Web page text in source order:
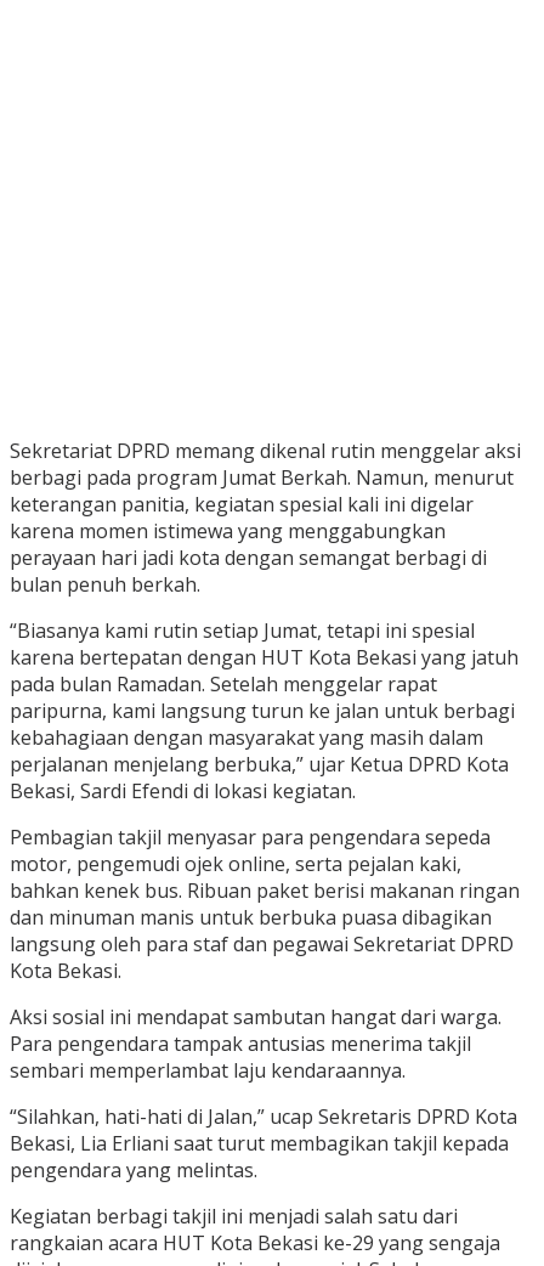
Sekretariat DPRD memang dikenal rutin menggelar aksi
berbagi pada program Jumat Berkah. Namun, menurut
keterangan panitia, kegiatan spesial kali ini digelar
karena momen istimewa yang menggabungkan
perayaan hari jadi kota dengan semangat berbagi di
bulan penuh berkah.
“Biasanya kami rutin setiap Jumat, tetapi ini spesial
karena bertepatan dengan HUT Kota Bekasi yang jatuh
pada bulan Ramadan. Setelah menggelar rapat
paripurna, kami langsung turun ke jalan untuk berbagi
kebahagiaan dengan masyarakat yang masih dalam
perjalanan menjelang berbuka,” ujar Ketua DPRD Kota
Bekasi, Sardi Efendi di lokasi kegiatan.
Pembagian takjil menyasar para pengendara sepeda
motor, pengemudi ojek online, serta pejalan kaki,
bahkan kenek bus. Ribuan paket berisi makanan ringan
dan minuman manis untuk berbuka puasa dibagikan
langsung oleh para staf dan pegawai Sekretariat DPRD
Kota Bekasi.
Aksi sosial ini mendapat sambutan hangat dari warga.
Para pengendara tampak antusias menerima takjil
sembari memperlambat laju kendaraannya.
“Silahkan, hati-hati di Jalan,” ucap Sekretaris DPRD Kota
Bekasi, Lia Erliani saat turut membagikan takjil kepada
pengendara yang melintas.
Kegiatan berbagi takjil ini menjadi salah satu dari
rangkaian acara HUT Kota Bekasi ke-29 yang sengaja